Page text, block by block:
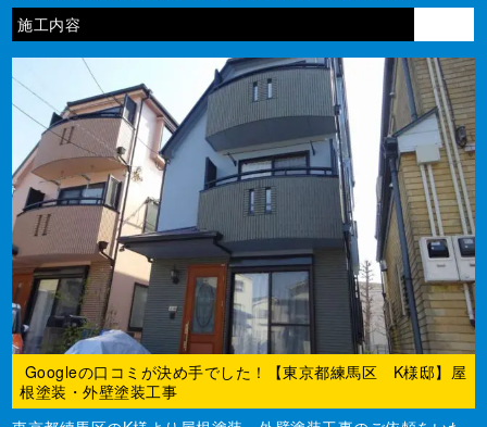
施工内容
Googleの口コミが決め手でした！【東京都練馬区 K様邸】屋
根塗装・外壁塗装工事